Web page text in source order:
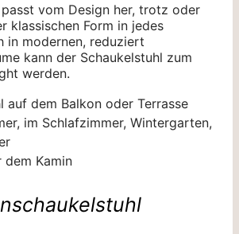
vom Design her, trotz oder
klassischen Form in jedes
in modernen, reduziert
kann der Schaukelstuhl zum
werden.
auf dem Balkon oder Terrasse
im Schlafzimmer, Wintergarten,
dem Kamin